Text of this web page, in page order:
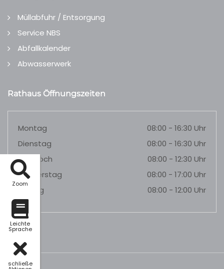
Zoom
Leichte
Sprache
schließe
Müllabfuhr / Entsorgung
Service NBS
Abfallkalender
Abwasserwerk
Rathaus Öffnungszeiten
Montag
08:00 - 16:30 Uhr
Dienstag
08:00 - 16:30 Uhr
Mittwoch
08:00 - 12:30 Uhr
Donnerstag
08:00 - 17:00 Uhr
Freitag
08:00 - 12:00 Uhr